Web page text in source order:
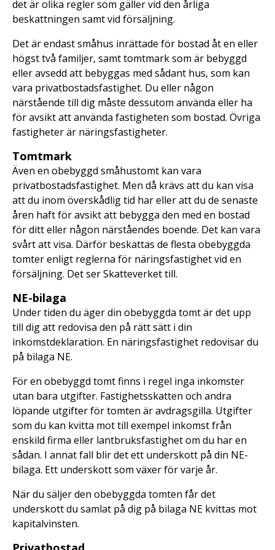
det är olika regler som gäller vid den årliga
beskattningen samt vid försäljning.
Det är endast småhus inrättade för bostad åt en eller
högst två familjer, samt tomtmark som är bebyggd
eller avsedd att bebyggas med sådant hus, som kan
vara privatbostadsfastighet. Du eller någon
närstående till dig måste dessutom använda eller ha
för avsikt att använda fastigheten som bostad. Övriga
fastigheter är näringsfastigheter.
Tomtmark
Även en obebyggd småhustomt kan vara
privatbostadsfastighet. Men då krävs att du kan visa
att du inom överskådlig tid har eller att du de senaste
åren haft för avsikt att bebygga den med en bostad
för ditt eller någon närståendes boende. Det kan vara
svårt att visa. Därför beskattas de flesta obebyggda
tomter enligt reglerna för näringsfastighet vid en
försäljning. Det ser Skatteverket till.
NE-bilaga
Under tiden du äger din obebyggda tomt är det upp
till dig att redovisa den på rätt sätt i din
inkomstdeklaration. En näringsfastighet redovisar du
på bilaga NE.
För en obebyggd tomt finns i regel inga inkomster
utan bara utgifter. Fastighetsskatten och andra
löpande utgifter för tomten är avdragsgilla. Utgifter
som du kan kvitta mot till exempel inkomst från
enskild firma eller lantbruksfastighet om du har en
sådan. I annat fall blir det ett underskott på din NE-
bilaga. Ett underskott som växer för varje år.
När du säljer den obebyggda tomten får det
underskott du samlat på dig på bilaga NE kvittas mot
kapitalvinsten.